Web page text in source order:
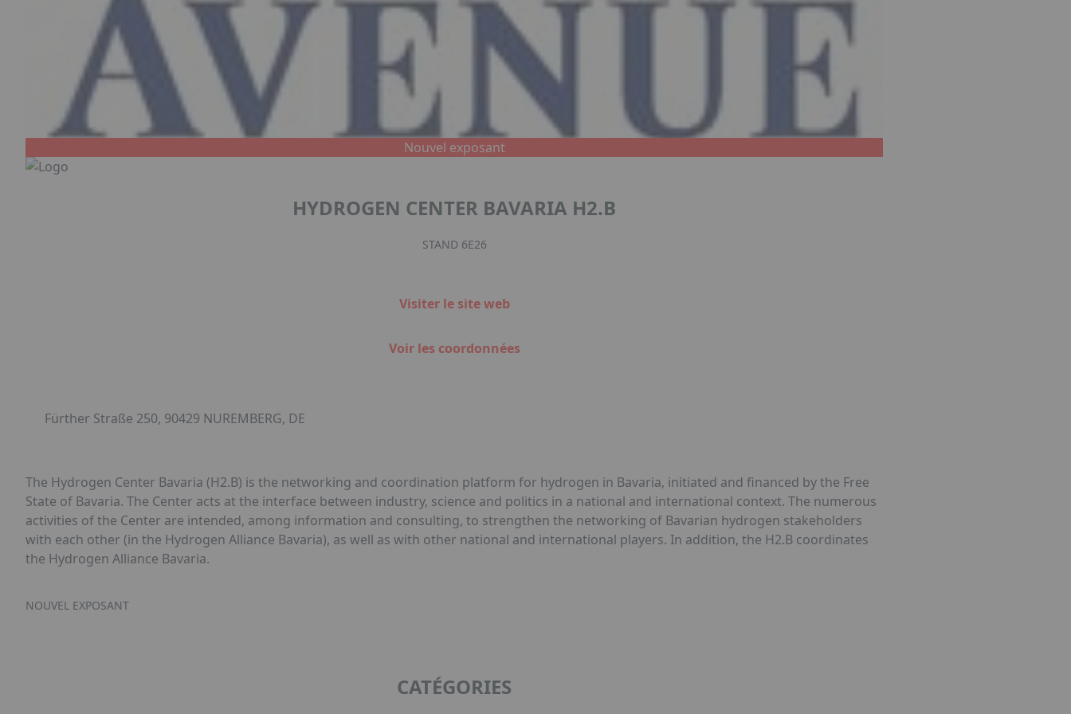
Nouvel exposant
HYDROGEN CENTER BAVARIA H2.B
STAND 6E26
Visiter le site web
Voir les coordonnées
Fürther Straße 250, 90429 NUREMBERG, DE
The Hydrogen Center Bavaria (H2.B) is the networking and coordination platform for hydrogen in Bavaria, initiated and financed by the Free
State of Bavaria. The Center acts at the interface between industry, science and politics in a national and international context. The numerous
activities of the Center are intended, among information and consulting, to strengthen the networking of Bavarian hydrogen stakeholders
with each other (in the Hydrogen Alliance Bavaria), as well as with other national and international players. In addition, the H2.B coordinates
the Hydrogen Alliance Bavaria.
NOUVEL EXPOSANT
CATÉGORIES